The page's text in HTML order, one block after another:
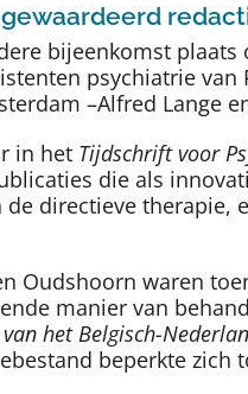
bijeenkomst plaats
psychiatrie van
–Alfred Lange
in het Tijdschrift voor
die als
directieve
Oudshoorn waren
manier van
het Belgisch-
beperkte